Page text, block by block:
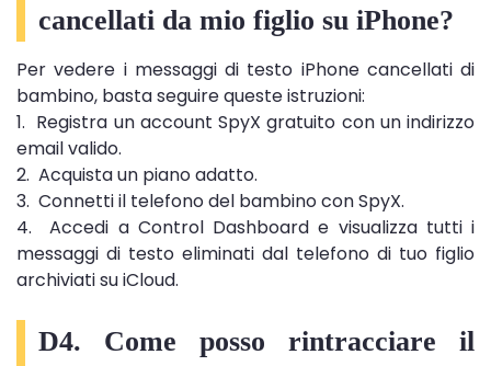
cancellati da mio figlio su iPhone?
Per vedere i messaggi di testo iPhone cancellati di
bambino, basta seguire queste istruzioni:
1. Registra un account SpyX gratuito con un indirizzo
email valido.
2. Acquista un piano adatto.
3. Connetti il ​​telefono del bambino con SpyX.
4. Accedi a Control Dashboard e visualizza tutti i
messaggi di testo eliminati dal telefono di tuo figlio
archiviati su iCloud.
D4. Come posso rintracciare il